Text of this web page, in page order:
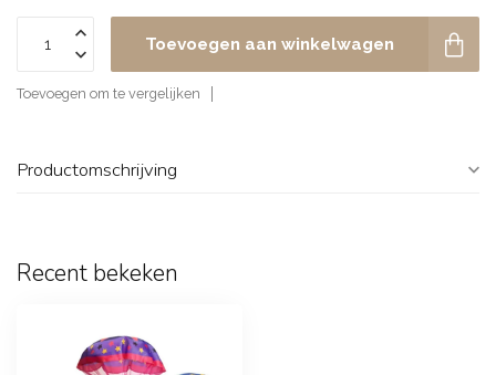
Toevoegen aan winkelwagen
Toevoegen om te vergelijken
Productomschrijving
Recent bekeken